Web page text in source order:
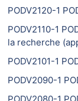
PODV2120-1
PODV2110-1
la recherche
PODV2101-1
PODV2090-1
PODV2080-1